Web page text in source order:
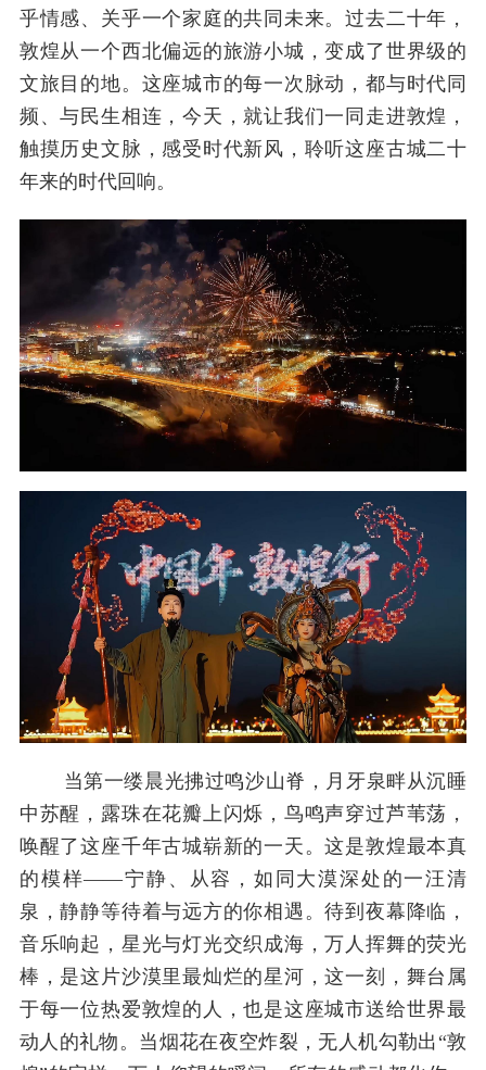
乎情感、关乎一个家庭的共同未来。过去二十年，
敦煌从一个西北偏远的旅游小城，变成了世界级的
文旅目的地。这座城市的每一次脉动，都与时代同
频、与民生相连，今天，就让我们一同走进敦煌，
触摸历史文脉，感受时代新风，聆听这座古城二十
年来的时代回响。
当第一缕晨光拂过鸣沙山脊，月牙泉畔从沉睡
中苏醒，露珠在花瓣上闪烁，鸟鸣声穿过芦苇荡，
唤醒了这座千年古城崭新的一天。这是敦煌最本真
的模样——宁静、从容，如同大漠深处的一汪清
泉，静静等待着与远方的你相遇。待到夜幕降临，
音乐响起，星光与灯光交织成海，万人挥舞的荧光
棒，是这片沙漠里最灿烂的星河，这一刻，舞台属
于每一位热爱敦煌的人，也是这座城市送给世界最
动人的礼物。当烟花在夜空炸裂，无人机勾勒出“敦